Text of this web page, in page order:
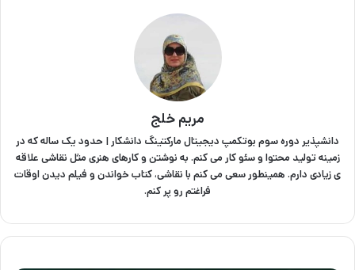
مریم خلج
دانشپذیر دوره سوم بوتکمپ دیجیتال مارکتینگ دانشکار | حدود یک ساله که در
زمینه تولید محتوا و سئو کار می کنم. به نوشتن و کارهای هنری مثل نقاشی علاقه
ی زیادی دارم. همینطور سعی می کنم با نقاشی، کتاب خواندن و فیلم دیدن اوقات
فراغتم رو پر کنم.